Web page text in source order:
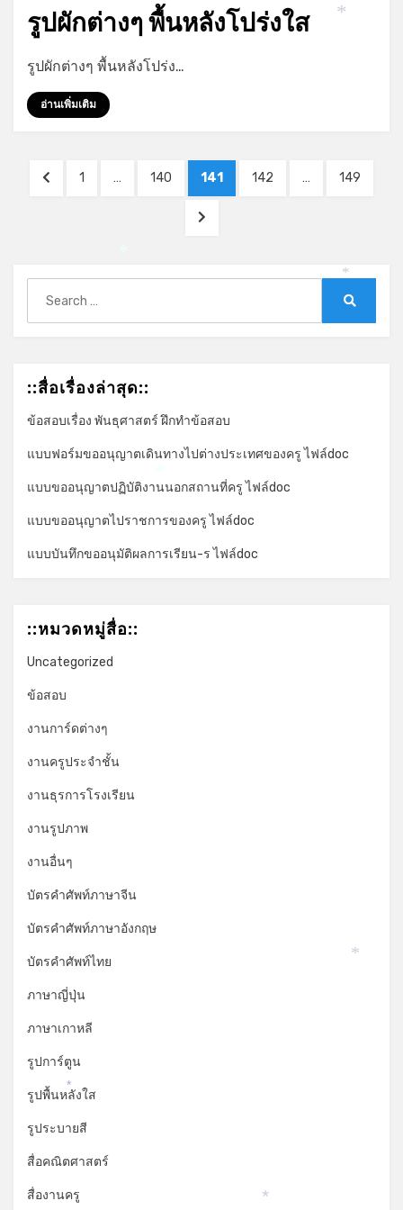
รูปผักต่างๆ พื้นหลังโปร่งใส
by admin
รูปผักต่างๆ พื้นหลังโปร่ง…
อ่านเพิ่มเติม
PostsPREVIOUS
PAGE
1 … PAGE
140 PAGE
141 PAGE
142 … PAGE
149
NEXT
for:
::สื่อเรื่องล่าสุด::
ข้อสอบเรื่อง พันธุศาสตร์ ฝึกทำข้อสอบ
แบบฟอร์มขออนุญาตเดินทางไปต่างประเทศของครู ไฟล์doc
แบบขออนุญาตปฏิบัติงานนอกสถานที่ครู ไฟล์doc
แบบขออนุญาตไปราชการของครู ไฟล์doc
แบบบันทึกขออนุมัติผลการเรียน-ร ไฟล์doc
::หมวดหมู่สื่อ::
Uncategorized
ข้อสอบ
งานการ์ดต่างๆ
งานครูประจำชั้น
งานธุรการโรงเรียน
งานรูปภาพ
งานอื่นๆ
บัตรคำศัพท์ภาษาจีน
บัตรคำศัพท์ภาษาอังกฤษ
บัตรคำศัพท์ไทย
ภาษาญี่ปุ่น
ภาษาเกาหลี
รูปการ์ตูน
รูปพื้นหลังใส
รูประบายสี
สื่อคณิตศาสตร์
สื่องานครู
*
*